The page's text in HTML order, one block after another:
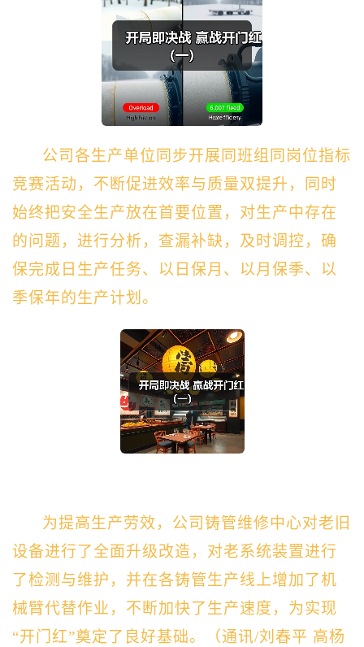
公司各生产单位 同步开展 同班组同岗位指标
竞赛活动， 不断促进效率与质量双提升，同时
始终把安全生产放在首要位置， 对生产中存在
的问题，进行分析，查漏补缺，及时调控，确
保完成日生产任务、以日保月、以月保季、以
季保年的生产计划。
为提高生产劳效，公司铸管维修中心对老旧
设备进行了全面升级改造，对老系统装置进行
了检测与维护 ， 并在各铸管生产线上增加了机
械臂代替作业 ， 不断加快了生产速度 ， 为实现
“开门红”奠定了良好基础。（通讯/刘春平 高杨